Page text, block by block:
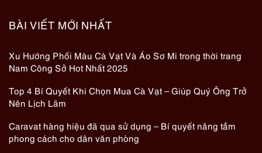
BÀI VIẾT MỚI NHẤT
Xu Hướng Phối Màu Cà Vạt Và Áo Sơ Mi trong thời trang
Nam Công Sở Hot Nhất 2025
Top 4 Bí Quyết Khi Chọn Mua Cà Vạt – Giúp Quý Ông Trở
Nên Lịch Lãm
Caravat hàng hiệu đã qua sử dụng – Bí quyết nâng tầm
phong cách cho dân văn phòng